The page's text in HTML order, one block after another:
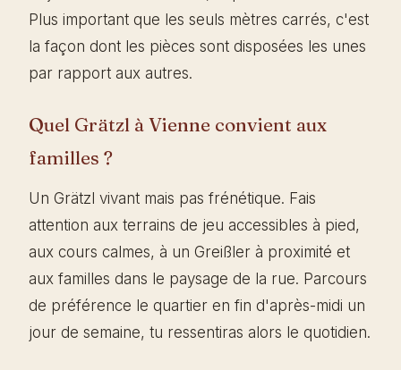
Plus important que les seuls mètres carrés, c'est
la façon dont les pièces sont disposées les unes
par rapport aux autres.
Quel Grätzl à Vienne convient aux
familles ?
Un Grätzl vivant mais pas frénétique. Fais
attention aux terrains de jeu accessibles à pied,
aux cours calmes, à un Greißler à proximité et
aux familles dans le paysage de la rue. Parcours
de préférence le quartier en fin d'après-midi un
jour de semaine, tu ressentiras alors le quotidien.